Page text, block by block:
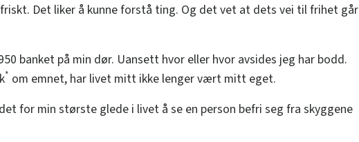
Det liker å kunne forstå ting. Og det vet at dets vei til frihet går
banket på min dør. Uansett hvor eller hvor avsides jeg har bodd.
* om emnet, har livet mitt ikke lenger vært mitt eget.
for min største glede i livet å se en person befri seg fra skyggene